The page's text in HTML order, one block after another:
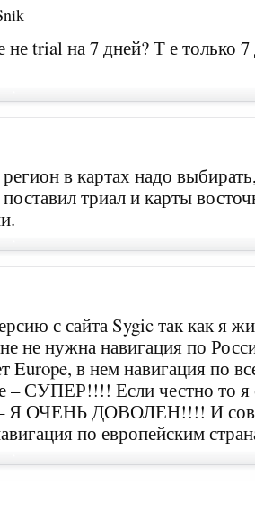
не trial на 7 дней? Т е только
в картах надо
триал и карты
с сайта Sygic так как я
не нужна навигация по
Europe, в нем навигация по
– СУПЕР!!!! Если честно то я
– Я ОЧЕНЬ ДОВОЛЕН!!!! И
по европейским